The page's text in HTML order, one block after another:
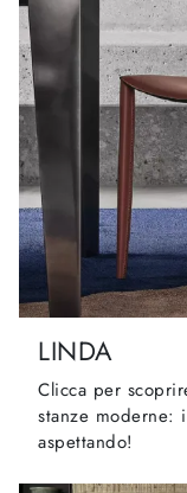
LINDA
Clicca per
stanze moderne:
aspettando!